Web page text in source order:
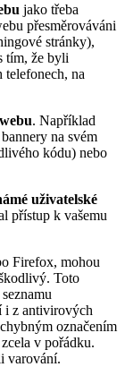
jako třeba
přesměrováváni
stránky),
tím, že byli
telefonech, na
. Například
na svém
kódu) nebo
uživatelské
přístup k vašemu
Firefox, mohou
Toto
i z antivirových
označením
v pořádku.
varování.